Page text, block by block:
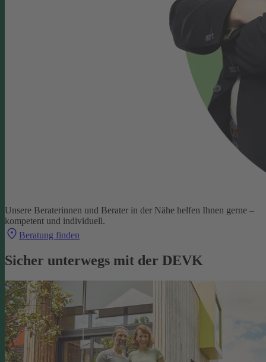
Unsere Beraterinnen und Berater in der Nähe helfen Ihnen gerne –
kompetent und individuell.
Beratung finden
Sicher unterwegs mit der DEVK